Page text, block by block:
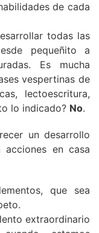
de cada
todas las
pequeñito a
Es mucha
vespertinas de
lectoescritura,
lo indicado? No.
un desarrollo
en casa
que sea
extraordinario